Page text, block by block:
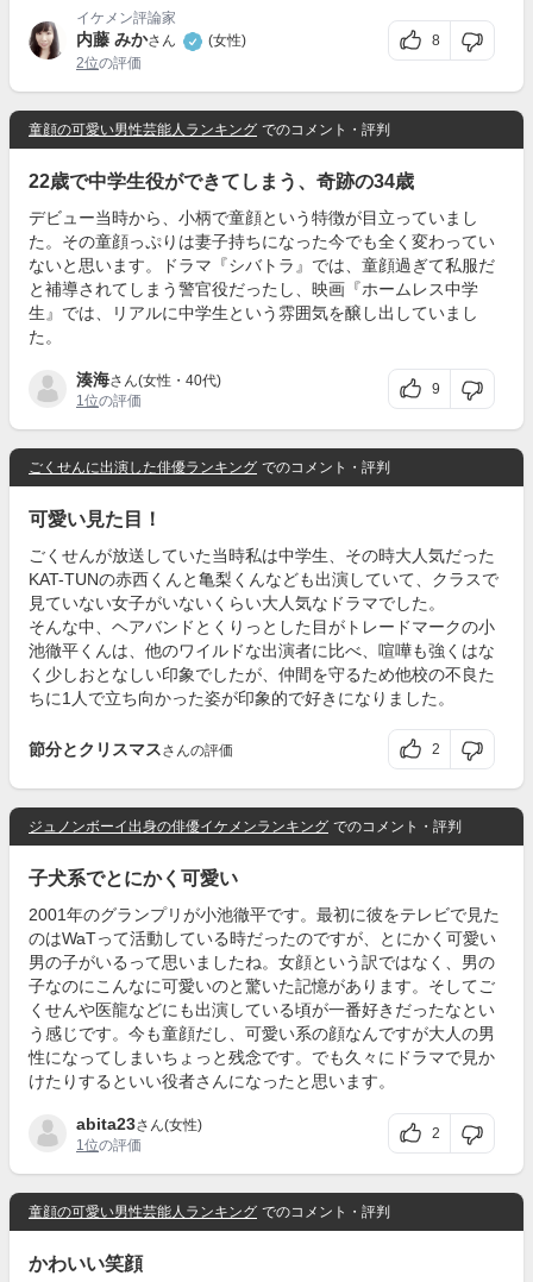
イケメン評論家
内藤 みかさん
(女性)
2位の評価
8
童顔の可愛い男性芸能人ランキング でのコメント・評判
22歳で中学生役ができてしまう、奇跡の34歳
デビュー当時から、小柄で童顔という特徴が目立っていまし
た。その童顔っぷりは妻子持ちになった今でも全く変わってい
ないと思います。ドラマ『シバトラ』では、童顔過ぎて私服だ
と補導されてしまう警官役だったし、映画『ホームレス中学
生』では、リアルに中学生という雰囲気を醸し出していまし
た。
湊海さん(女性・40代)
1位の評価
9
ごくせんに出演した俳優ランキング でのコメント・評判
可愛い見た目！
ごくせんが放送していた当時私は中学生、その時大人気だった
KAT-TUNの赤西くんと亀梨くんなども出演していて、クラスで
見ていない女子がいないくらい大人気なドラマでした。
そんな中、ヘアバンドとくりっとした目がトレードマークの小
池徹平くんは、他のワイルドな出演者に比べ、喧嘩も強くはな
く少しおとなしい印象でしたが、仲間を守るため他校の不良た
ちに1人で立ち向かった姿が印象的で好きになりました。
節分とクリスマスさんの評価 2
ジュノンボーイ出身の俳優イケメンランキング でのコメント・評判
子犬系でとにかく可愛い
2001年のグランプリが小池徹平です。最初に彼をテレビで見た
のはWaTって活動している時だったのですが、とにかく可愛い
男の子がいるって思いましたね。女顔という訳ではなく、男の
子なのにこんなに可愛いのと驚いた記憶があります。そしてご
くせんや医龍などにも出演している頃が一番好きだったなとい
う感じです。今も童顔だし、可愛い系の顔なんですが大人の男
性になってしまいちょっと残念です。でも久々にドラマで見か
けたりするといい役者さんになったと思います。
abita23さん(女性)
1位の評価
2
童顔の可愛い男性芸能人ランキング でのコメント・評判
かわいい笑顔